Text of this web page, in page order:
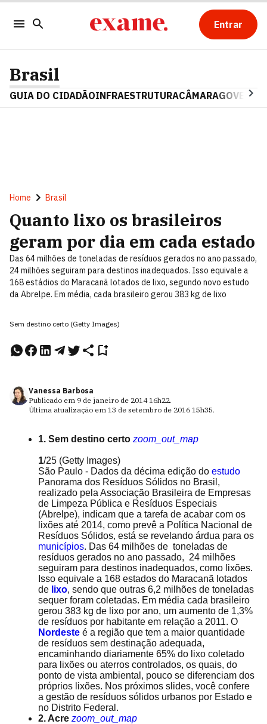
Entrar
Brasil
GUIA DO CIDADÃOINFRAESTRUTURACÂMARAGOVERNO
Home Brasil
Quanto lixo os brasileiros
geram por dia em cada estado
Das 64 milhões de toneladas de resíduos gerados no ano passado,
24 milhões seguiram para destinos inadequados. Isso equivale a
168 estádios do Maracanã lotados de lixo, segundo novo estudo
da Abrelpe. Em média, cada brasileiro gerou 383 kg de lixo
Sem destino certo (Getty Images)
Vanessa Barbosa
Publicado em 9 de janeiro de 2014 16h22.
Última atualização em 13 de setembro de 2016 15h35.
1. Sem destino certo zoom_out_map
1/25 (Getty Images)
São Paulo - Dados da décima edição do estudo
Panorama dos Resíduos Sólidos no Brasil,
realizado pela Associação Brasileira de Empresas
de Limpeza Pública e Resíduos Especiais
(Abrelpe), indicam que a tarefa de acabar com os
lixões até 2014, como prevê a Política Nacional de
Resíduos Sólidos, está se revelando árdua para os
municípios. Das 64 milhões de toneladas de
resíduos gerados no ano passado, 24 milhões
seguiram para destinos inadequados, como lixões.
Isso equivale a 168 estados do Maracanã lotados
de lixo, sendo que outras 6,2 milhões de toneladas
sequer foram coletadas. Em média cada brasileiro
gerou 383 kg de lixo por ano, um aumento de 1,3%
de resíduos por habitante em relação a 2011. O
Nordeste é a região que tem a maior quantidade
de resíduos sem destinação adequada,
encaminhando diariamente 65% do lixo coletado
para lixões ou aterros controlados, os quais, do
ponto de vista ambiental, pouco se diferenciam dos
próprios lixões. Nos próximos slides, você confere
a gestão de resíduos sólidos urbanos por Estado e
no Distrito Federal.
2. Acre zoom_out_map